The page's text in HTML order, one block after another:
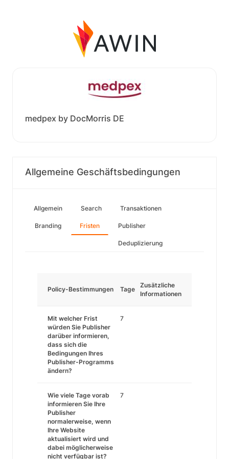
medpex by DocMorris DE
Allgemeine Geschäftsbedingungen
Allgemein Search Transaktionen
Branding Fristen Publisher
Deduplizierung
Policy-Bestimmungen Tage
Zusätzliche
Informationen
Mit welcher Frist
würden Sie Publisher
darüber informieren,
dass sich die
Bedingungen Ihres
Publisher-Programms
ändern?
7
Wie viele Tage vorab
informieren Sie Ihre
Publisher
normalerweise, wenn
Ihre Website
aktualisiert wird und
dabei möglicherweise
nicht verfügbar ist?
7